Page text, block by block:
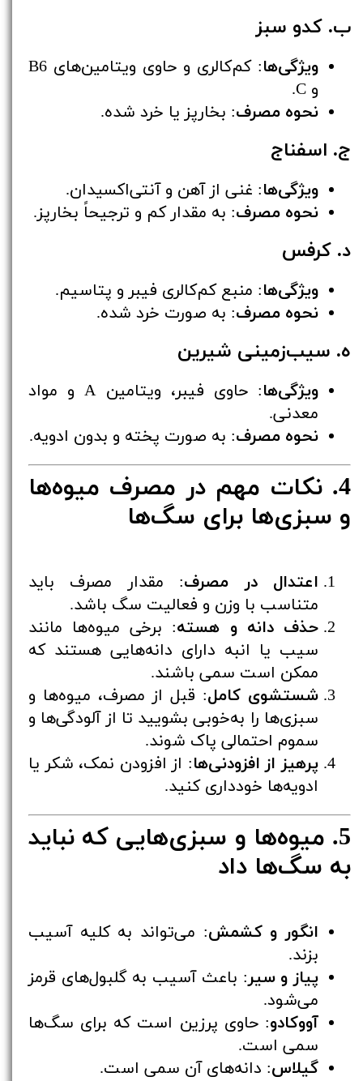
ب. کدو سبز
ویژگی‌ها
: کم‌کالری و حاوی ویتامین‌های B6
و C.
نحوه مصرف: بخارپز یا خرد شده.
ج. اسفناج
ویژگی‌ها: غنی از آهن و آنتی‌اکسیدان.
نحوه مصرف: به مقدار کم و ترجیحاً بخارپز.
د. کرفس
ویژگی‌ها: منبع کم‌کالری فیبر و پتاسیم.
نحوه مصرف: به صورت خرد شده.
ه. سیب‌زمینی شیرین
ویژگی‌ها
: حاوی فیبر، ویتامین A و مواد
معدنی.
نحوه مصرف: به صورت پخته و بدون ادویه.
4. نکات مهم در مصرف میوه‌ها
و سبزی‌ها برای سگ‌ها
اعتدال در مصرف: مقدار مصرف باید
متناسب با وزن و فعالیت سگ باشد.
حذف دانه و هسته: برخی میوه‌ها مانند
سیب یا انبه دارای دانه‌هایی هستند که
ممکن است سمی باشند.
شستشوی کامل: قبل از مصرف، میوه‌ها و
سبزی‌ها را به‌خوبی بشویید تا از آلودگی‌ها و
سموم احتمالی پاک شوند.
پرهیز از افزودنی‌ها: از افزودن نمک، شکر یا
ادویه‌ها خودداری کنید.
5. میوه‌ها و سبزی‌هایی که نباید
به سگ‌ها داد
انگور و کشمش: می‌تواند به کلیه آسیب
بزند.
پیاز و سیر: باعث آسیب به گلبول‌های قرمز
می‌شود.
آووکادو: حاوی پرزین است که برای سگ‌ها
سمی است.
گیلاس: دانه‌های آن سمی است.